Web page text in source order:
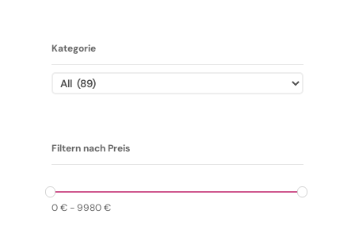
Kategorie
Filtern nach Preis
0 €-9980 €